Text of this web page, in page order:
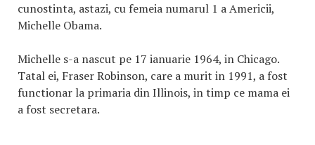
cunostinta, astazi, cu femeia numarul 1 a Americii,
Michelle Obama.
Michelle s-a nascut pe 17 ianuarie 1964, in Chicago.
Tatal ei, Fraser Robinson, care a murit in 1991, a fost
functionar la primaria din Illinois, in timp ce mama ei
a fost secretara.